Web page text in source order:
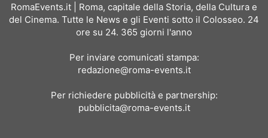
RomaEvents.it | Roma, capitale della Storia, della Cultura e
del Cinema. Tutte le News e gli Eventi sotto il Colosseo. 24
ore su 24. 365 giorni l'anno
Per inviare comunicati stampa:
redazione@roma-events.it
Per richiedere pubblicità e partnership:
pubblicita@roma-events.it